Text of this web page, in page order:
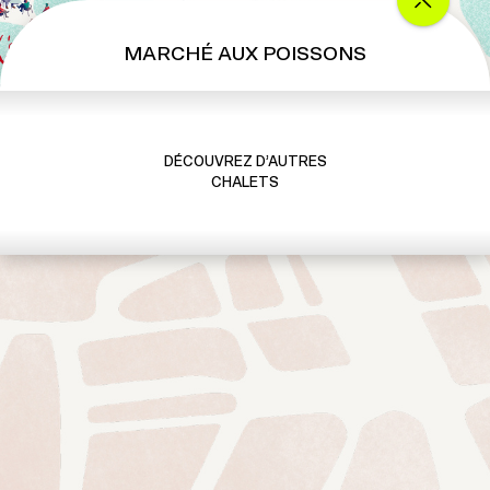
MARCHÉ AUX POISSONS
DÉCOUVREZ D’AUTRES
CHALETS